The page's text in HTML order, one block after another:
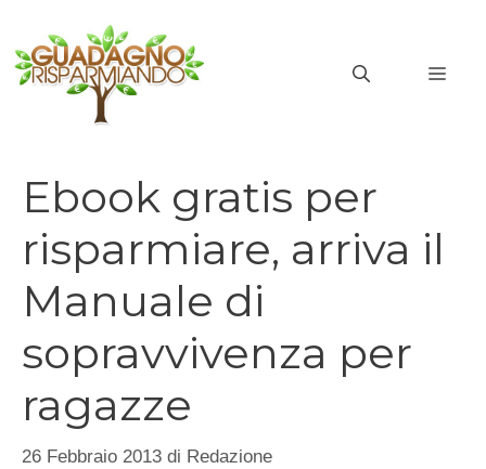
contenuto
Ebook gratis per
risparmiare, arriva il
Manuale di
sopravvivenza per
ragazze
26 Febbraio 2013 di Redazione